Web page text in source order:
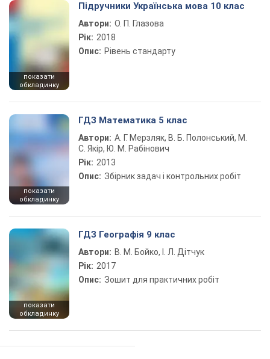
показати
обкладинку
Підручники Українська мова 10 клас
Автори: О. П. Глазова
Рік: 2018
Опис: Рівень стандарту
показати
обкладинку
ГДЗ Математика 5 клас
Автори: А. Г. Мерзляк, В. Б. Полонський, М.
С. Якір, Ю. М. Рабінович
Рік: 2013
Опис: Збірник задач і контрольних робіт
показати
обкладинку
ГДЗ Географія 9 клас
Автори: В. М. Бойко, І. Л. Дітчук
Рік: 2017
Опис: Зошит для практичних робіт